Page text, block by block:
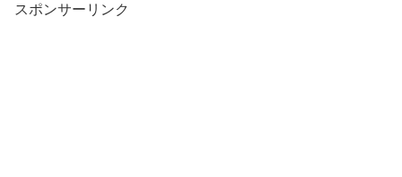
スポンサーリンク